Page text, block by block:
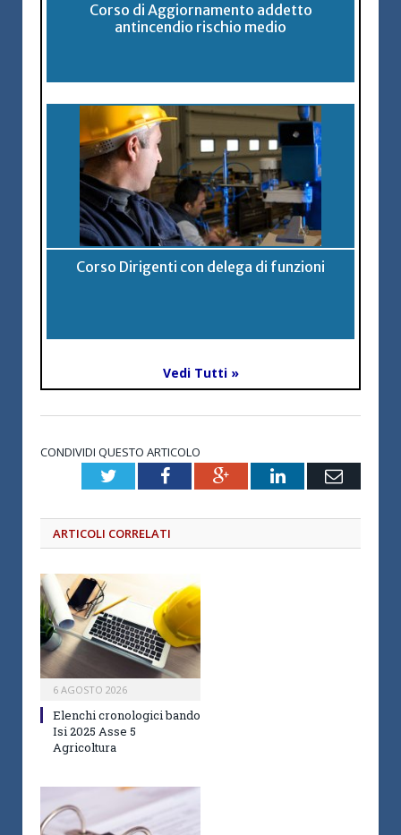
Corso di Aggiornamento addetto
antincendio rischio medio
Corso Dirigenti con delega di funzioni
Vedi Tutti »
CONDIVIDI QUESTO ARTICOLO
TwitterFacebookGoogle+LinkedInEmail
ARTICOLI CORRELATI
6 AGOSTO 2026
Elenchi cronologici bando
Isi 2025 Asse 5
Agricoltura